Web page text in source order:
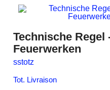
Technische Regel
Feuerwerken
sstotz
Tot. Livraison